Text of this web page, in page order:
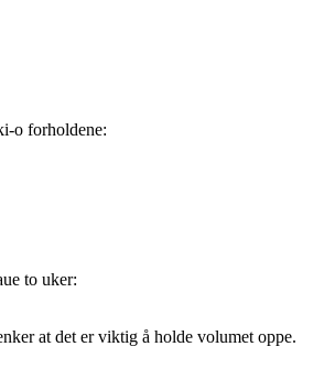
o forholdene:
to uker:
at det er viktig å holde volumet oppe.